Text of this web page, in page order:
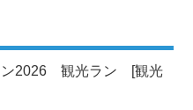
ン2026 観光ラン [観光